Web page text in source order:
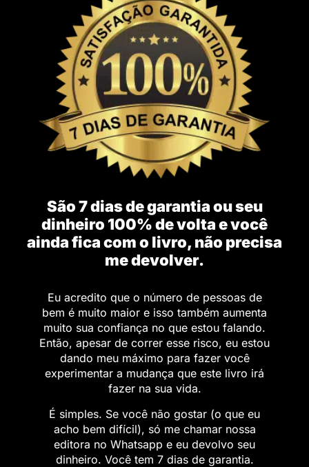
São 7 dias de garantia ou seu
dinheiro 100% de volta e você
ainda fica com o livro, não precisa
me devolver.
Eu acredito que o número de pessoas de
bem é muito maior e isso também aumenta
muito sua confiança no que estou falando.
Então, apesar de correr esse risco, eu estou
dando meu máximo para fazer você
experimentar a mudança que este livro irá
fazer na sua vida.
É simples. Se você não gostar (o que eu
acho bem difícil), só me chamar nossa
editora no Whatsapp e eu devolvo seu
dinheiro. Você tem 7 dias de garantia.